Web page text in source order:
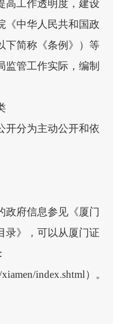
高工作透明度，建设
《中华人民共和国政
下简称《条例》）等
监管工作实际，编制
开分为主动公开和依
政府信息参见《厦门
录》，可以从厦门证
index.shtml） 。